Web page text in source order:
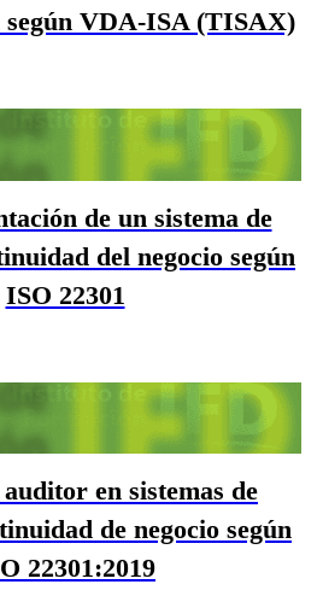
según VDA-ISA (TISAX)
de un sistema de
del negocio según
ISO 22301
en sistemas de
de negocio según
22301:2019